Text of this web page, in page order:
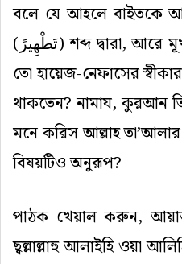
বলে যে আহলে বাইতকে
(تَطْهِيرً) শব্দ দ্বারা, আরে
তো হায়েজ-নেফাসের
থাকতেন? নামায, কুরআন
মনে করিস আল্লাহ
বিষয়টিও অনুরূপ?
পাঠক খেয়াল করুন,
ছ্বল্লাল্লাহু আলাইহি ওয়া